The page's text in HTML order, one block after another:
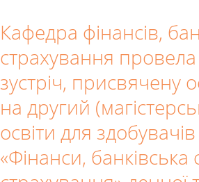
Кафедра фінансів,
страхування
зустріч, присвячену
на другий
освіти для
«Фінанси, банківська